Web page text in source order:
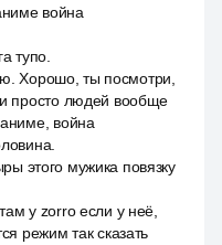
война
тупо.
Хорошо, ты посмотри,
просто людей вообще
война
этого мужика повязку
у zorro если у неё,
режим так сказать